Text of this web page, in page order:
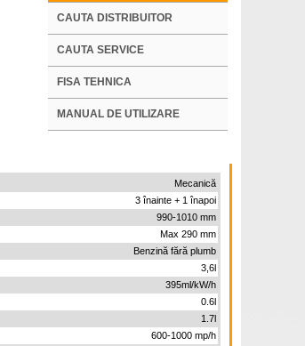
CAUTA DISTRIBUITOR
CAUTA SERVICE
FISA TEHNICA
MANUAL DE UTILIZARE
Mecanică
3 înainte + 1 înapoi
990-1010 mm
Max 290 mm
Benzină fără plumb
3,6l
395ml/kW/h
0.6l
1.7l
600-1000 mp/h